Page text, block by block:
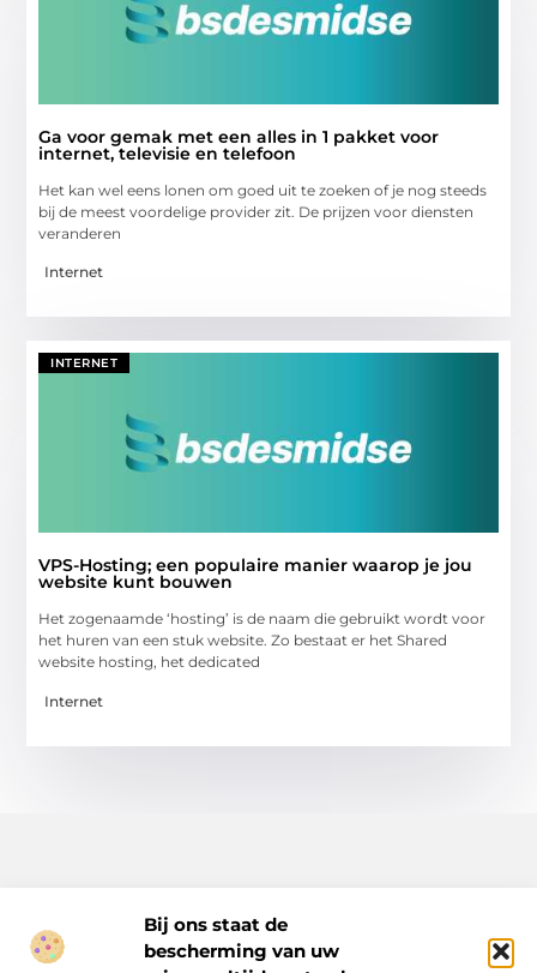
Bij ons staat de
bescherming van uw
Ga voor gemak met een alles in 1 pakket voor
internet, televisie en telefoon
Het kan wel eens lonen om goed uit te zoeken of je nog steeds
bij de meest voordelige provider zit. De prijzen voor diensten
veranderen
Internet
INTERNET
VPS-Hosting; een populaire manier waarop je jou
website kunt bouwen
Het zogenaamde ‘hosting’ is de naam die gebruikt wordt voor
het huren van een stuk website. Zo bestaat er het Shared
website hosting, het dedicated
Internet
Inspiratie, tips en verhalen voor elk moment.